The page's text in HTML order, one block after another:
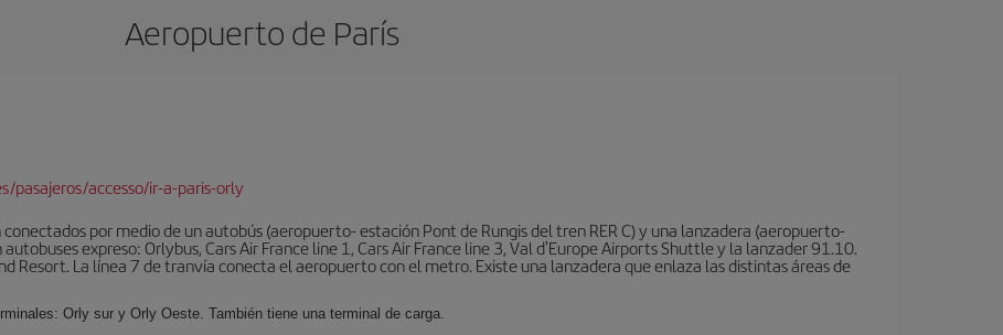
Aeropuerto de París
accesso/ir-a-paris-orly
por medio de un autobús (aeropuerto- estación Pont de Rungis del tren RER C) y una lanzadera (aeropuerto-
expreso: Orlybus, Cars Air France line 1, Cars Air France line 3, Val d'Europe Airports Shuttle y la lanzader 91.10.
Resort. La línea 7 de tranvía conecta el aeropuerto con el metro. Existe una lanzadera que enlaza las distintas áreas de
Orly sur y Orly Oeste. También tiene una terminal de carga.